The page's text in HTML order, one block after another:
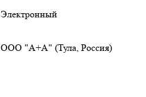
Электронный
ООО "А+А" (Тула, Россия)